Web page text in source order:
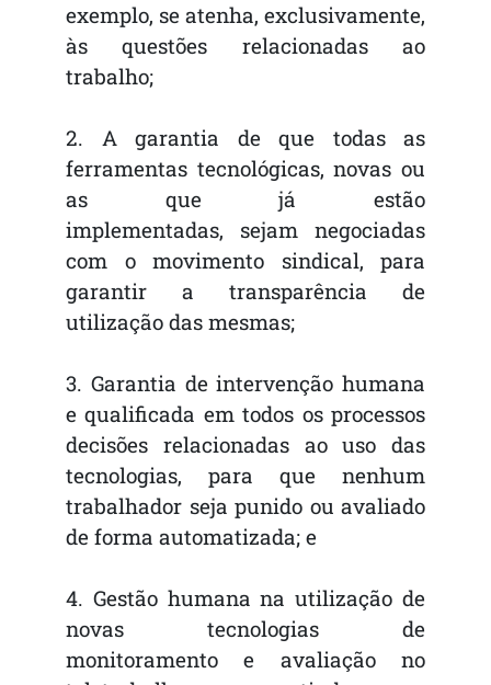
exemplo, se atenha, exclusivamente,
às questões relacionadas ao
trabalho;
2. A garantia de que todas as
ferramentas tecnológicas, novas ou
as que já estão
implementadas, sejam negociadas
com o movimento sindical, para
garantir a transparência de
utilização das mesmas;
3. Garantia de intervenção humana
e qualificada em todos os processos
decisões relacionadas ao uso das
tecnologias, para que nenhum
trabalhador seja punido ou avaliado
de forma automatizada; e
4. Gestão humana na utilização de
novas tecnologias de
monitoramento e avaliação no